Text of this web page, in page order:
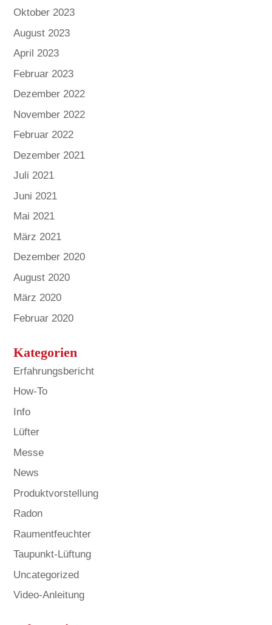
Oktober 2023
August 2023
April 2023
Februar 2023
Dezember 2022
November 2022
Februar 2022
Dezember 2021
Juli 2021
Juni 2021
Mai 2021
März 2021
Dezember 2020
August 2020
März 2020
Februar 2020
Kategorien
Erfahrungsbericht
How-To
Info
Lüfter
Messe
News
Produktvorstellung
Radon
Raumentfeuchter
Taupunkt-Lüftung
Uncategorized
Video-Anleitung